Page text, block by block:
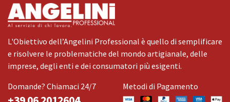
L'Obiettivo dell’Angelini Professional è quello di semplificare
e risolvere le problematiche del mondo artigianale, delle
imprese, degli enti e dei consumatori più esigenti.
Domande? Chiamaci 24/7
Metodi di Pagamento